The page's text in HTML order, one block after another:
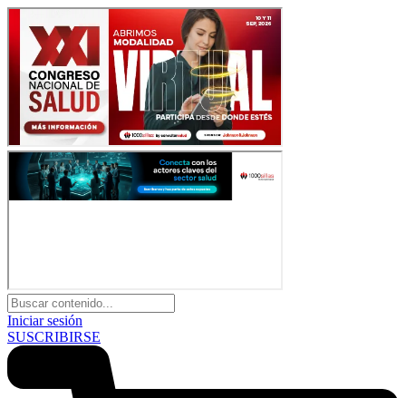
Iniciar sesión
SUSCRIBIRSE